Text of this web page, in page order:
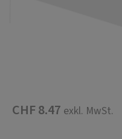
CHF 8.47 exkl. MwSt.